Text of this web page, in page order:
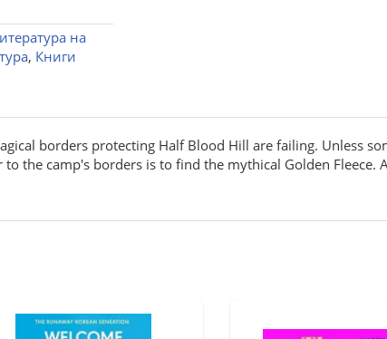
на
, Книги
borders protecting Half Blood Hill are failing. Unless
the camp's borders is to find the mythical Golden Fleece.